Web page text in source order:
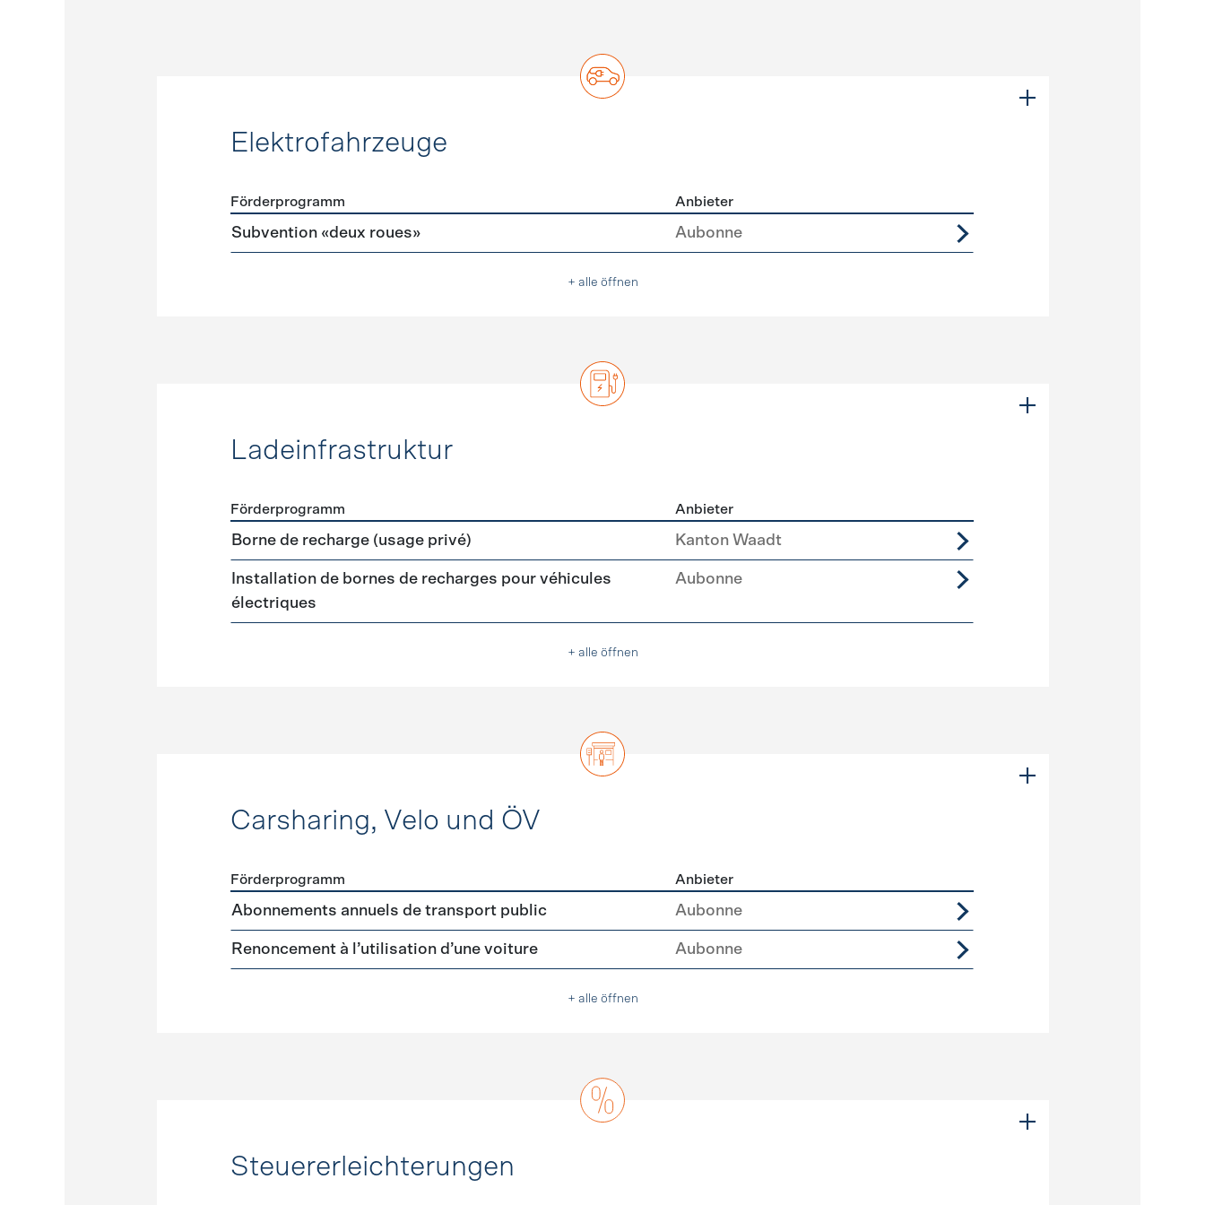
Elektrofahrzeuge
Förderprogramme
Förderprogramm Anbieter
Subvention «deux roues» Aubonne
+ alle öffnen
Ladeinfrastruktur
Förderprogramme Ladeinfrastruktur
Förderprogramm Anbieter
Borne de recharge (usage privé) Kanton Waadt
Installation de bornes de recharges pour véhicules
électriques
Aubonne
+ alle öffnen
Carsharing, Velo und ÖV
Förderprogramme Carsharing, Velo und ÖV
Förderprogramm Anbieter
Abonnements annuels de transport public Aubonne
Renoncement à l’utilisation d’une voiture Aubonne
+ alle öffnen
Steuererleichterungen